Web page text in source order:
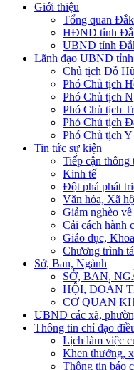
Giới thiệu
Tổng quan
HĐND tỉnh
UBND tỉnh
Lãnh đạo UBND tỉnh
Chủ tịch Đỗ
Phó Chủ tịch
Phó Chủ tịch
Phó Chủ tịch
Phó Chủ tịch
Phó Chủ tịch
Tin tức sự kiện
Tiếp cận thông
Kinh tế
Đột phá phát
Văn hóa, Xã
Giảm nghèo
Cải cách hành
Giáo dục,
Chương trình
Sở, Ban, Ngành
SỞ, BAN,
HỘI, ĐOÀN
CƠ QUAN
UBND các xã,
Thông tin chỉ đạo
Lịch làm việc
Khen thưởng,
Thông tin báo